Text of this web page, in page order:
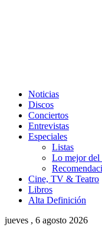
Noticias
Discos
Conciertos
Entrevistas
Especiales
Listas
Lo mejor del
Cine, TV & Teatro
Libros
Alta Definición
jueves , 6 agosto 2026